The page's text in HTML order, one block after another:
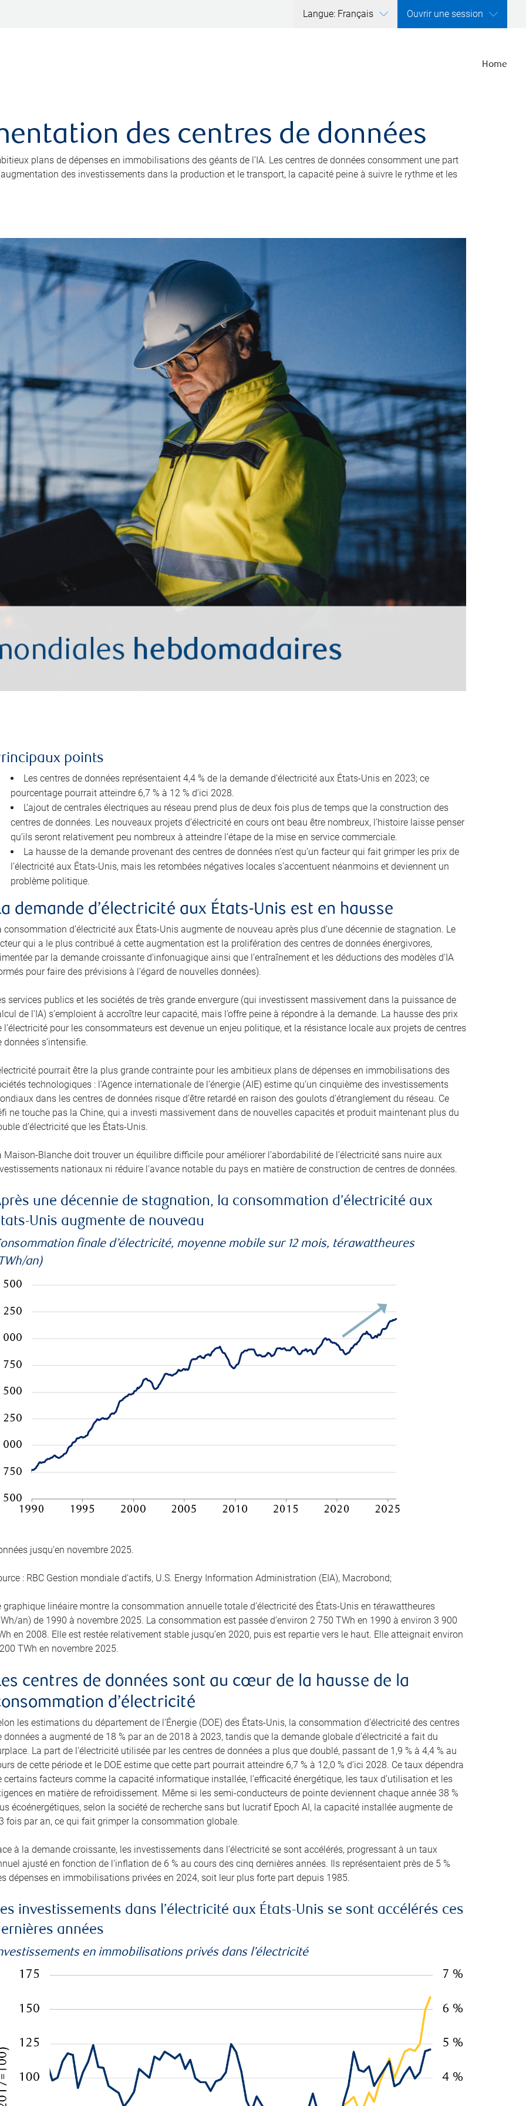
Langue: Français Ouvrir une session
Home
des centres de données
plans de dépenses en immobilisations des géants de l’IA. Les centres de données consomment une part
des investissements dans la production et le transport, la capacité peine à suivre le rythme et les
points
Les centres de données représentaient 4,4 % de la demande d’électricité aux États-Unis en 2023; ce
pourcentage pourrait atteindre 6,7 % à 12 % d’ici 2028.
L’ajout de centrales électriques au réseau prend plus de deux fois plus de temps que la construction des
centres de données. Les nouveaux projets d’électricité en cours ont beau être nombreux, l’histoire laisse penser
qu’ils seront relativement peu nombreux à atteindre l’étape de la mise en service commerciale.
La hausse de la demande provenant des centres de données n’est qu’un facteur qui fait grimper les prix de
l’électricité aux États-Unis, mais les retombées négatives locales s’accentuent néanmoins et deviennent un
problème politique.
demande d’électricité aux États-Unis est en hausse
consommation d’électricité aux États-Unis augmente de nouveau après plus d’une décennie de stagnation. Le
qui a le plus contribué à cette augmentation est la prolifération des centres de données énergivores,
par la demande croissante d’infonuagique ainsi que l’entraînement et les déductions des modèles d’IA
pour faire des prévisions à l’égard de nouvelles données).
services publics et les sociétés de très grande envergure (qui investissent massivement dans la puissance de
de l’IA) s’emploient à accroître leur capacité, mais l’offre peine à répondre à la demande. La hausse des prix
l’électricité pour les consommateurs est devenue un enjeu politique, et la résistance locale aux projets de centres
données s’intensifie.
pourrait être la plus grande contrainte pour les ambitieux plans de dépenses en immobilisations des
technologiques : l’Agence internationale de l’énergie (AIE) estime qu’un cinquième des investissements
dans les centres de données risque d’être retardé en raison des goulots d’étranglement du réseau. Ce
ne touche pas la Chine, qui a investi massivement dans de nouvelles capacités et produit maintenant plus du
d’électricité que les États-Unis.
Maison-Blanche doit trouver un équilibre difficile pour améliorer l’abordabilité de l’électricité sans nuire aux
nationaux ni réduire l’avance notable du pays en matière de construction de centres de données.
une décennie de stagnation, la consommation d’électricité aux
Unis augmente de nouveau
finale d’électricité, moyenne mobile sur 12 mois, térawattheures
an)
jusqu’en novembre 2025.
: RBC Gestion mondiale d’actifs, U.S. Energy Information Administration (EIA), Macrobond;
graphique linéaire montre la consommation annuelle totale d’électricité des États-Unis en térawattheures
an) de 1990 à novembre 2025. La consommation est passée d’environ 2 750 TWh en 1990 à environ 3 900
en 2008. Elle est restée relativement stable jusqu’en 2020, puis est repartie vers le haut. Elle atteignait environ
TWh en novembre 2025.
centres de données sont au cœur de la hausse de la
d’électricité
les estimations du département de l’Énergie (DOE) des États-Unis, la consommation d’électricité des centres
données a augmenté de 18 % par an de 2018 à 2023, tandis que la demande globale d’électricité a fait du
La part de l’électricité utilisée par les centres de données a plus que doublé, passant de 1,9 % à 4,4 % au
de cette période et le DOE estime que cette part pourrait atteindre 6,7 % à 12,0 % d’ici 2028. Ce taux dépendra
certains facteurs comme la capacité informatique installée, l’efficacité énergétique, les taux d’utilisation et les
en matière de refroidissement. Même si les semi-conducteurs de pointe deviennent chaque année 38 %
écoénergétiques, selon la société de recherche sans but lucratif Epoch AI, la capacité installée augmente de
fois par an, ce qui fait grimper la consommation globale.
à la demande croissante, les investissements dans l’électricité se sont accélérés, progressant à un taux
ajusté en fonction de l’inflation de 6 % au cours des cinq dernières années. Ils représentaient près de 5 %
dépenses en immobilisations privées en 2024, soit leur plus forte part depuis 1985.
investissements dans l’électricité aux États-Unis se sont accélérés ces
années
en immobilisations privés dans l’électricité